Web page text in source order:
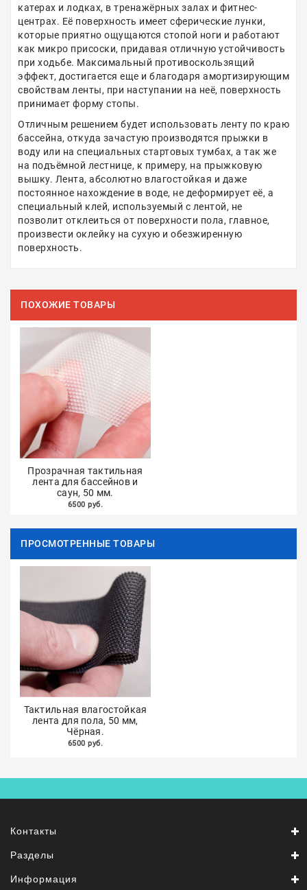
катерах и лодках, в тренажёрных залах и фитнес-
центрах. Её поверхность имеет сферические лунки,
которые приятно ощущаются стопой ноги и работают
как микро присоски, придавая отличную устойчивость
при ходьбе. Максимальный противоскользящий
эффект, достигается еще и благодаря амортизирующим
свойствам ленты, при наступании на неё, поверхность
принимает форму стопы.
Отличным решением будет использовать ленту по краю
бассейна, откуда зачастую производятся прыжки в
воду или на специальных стартовых тумбах, а так же
на подъёмной лестнице, к примеру, на прыжковую
вышку. Лента, абсолютно влагостойкая и даже
постоянное нахождение в воде, не деформирует её, а
специальный клей, используемый с лентой, не
позволит отклеиться от поверхности пола, главное,
произвести оклейку на сухую и обезжиренную
поверхность.
ПОХОЖИЕ ТОВАРЫ
Прозрачная тактильная
лента для бассейнов и
саун, 50 мм.
6500 руб.
ПРОСМОТРЕННЫЕ ТОВАРЫ
Тактильная влагостойкая
лента для пола, 50 мм,
Чёрная.
6500 руб.
Контакты
Разделы
Информация